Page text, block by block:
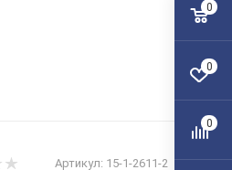
Артикул: 15-1-2611-2
0
0
0